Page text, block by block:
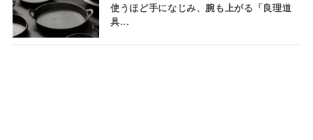
使うほど手になじみ、腕も上がる「良理道
具...